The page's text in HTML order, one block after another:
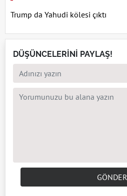
Trump da Yahudi kölesi çıktı
DÜŞÜNCELERİNİ PAYLAŞ!
GÖNDER